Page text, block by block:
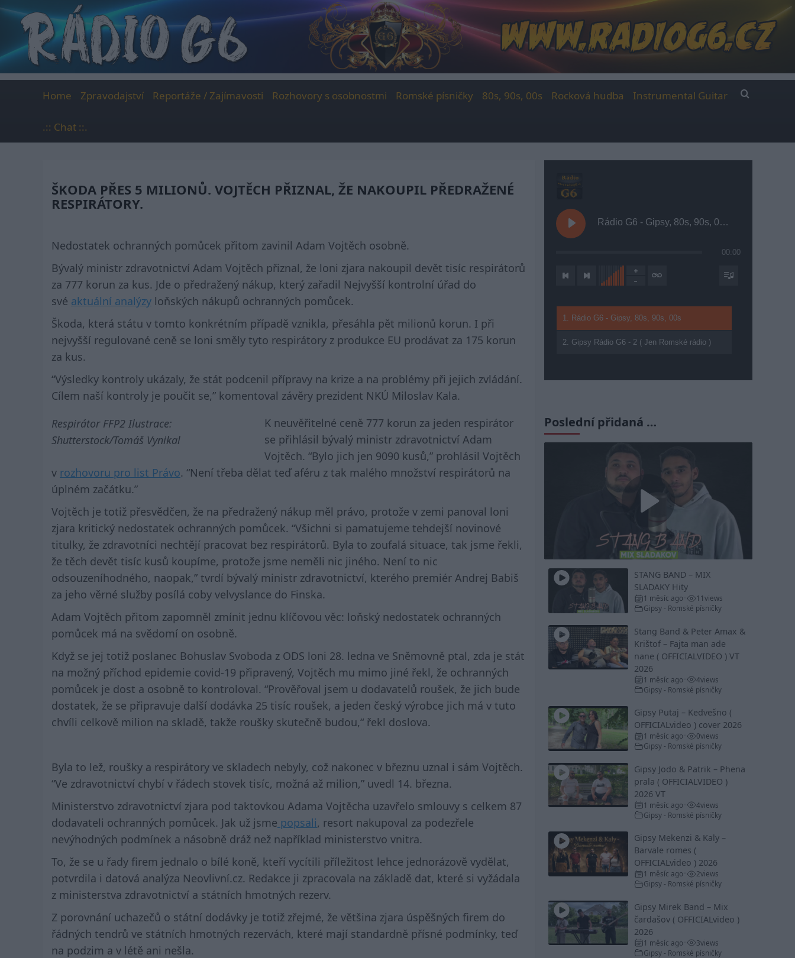
content
Home Zpravodajství Reportáže / Zajímavosti Rozhovory s osobnostmi Romské písničky 80s, 90s, 00s Rocková hudba Instrumental Guitar
.:: Chat ::.
ŠKODA PŘES 5 MILIONŮ. VOJTĚCH PŘIZNAL, ŽE NAKOUPIL PŘEDRAŽENÉ
RESPIRÁTORY.
Nedostatek ochranných pomůcek přitom zavinil Adam Vojtěch osobně.
Bývalý ministr zdravotnictví Adam Vojtěch přiznal, že loni zjara nakoupil devět tisíc respirátorů
za 777 korun za kus. Jde o předražený nákup, který zařadil Nejvyšší kontrolní úřad do
své aktuální analýzy loňských nákupů ochranných pomůcek.
Škoda, která státu v tomto konkrétním případě vznikla, přesáhla pět milionů korun. I při
nejvyšší regulované ceně se loni směly tyto respirátory z produkce EU prodávat za 175 korun
za kus.
“Výsledky kontroly ukázaly, že stát podcenil přípravy na krize a na problémy při jejich zvládání.
Cílem naší kontroly je poučit se,” komentoval závěry prezident NKÚ Miloslav Kala.
Respirátor FFP2 Ilustrace:
Shutterstock/Tomáš Vynikal
K neuvěřitelné ceně 777 korun za jeden respirátor
se přihlásil bývalý ministr zdravotnictví Adam
Vojtěch. “Bylo jich jen 9090 kusů,” prohlásil Vojtěch
v rozhovoru pro list Právo. “Není třeba dělat teď aféru z tak malého množství respirátorů na
úplném začátku.”
Vojtěch je totiž přesvědčen, že na předražený nákup měl právo, protože v zemi panoval loni
zjara kritický nedostatek ochranných pomůcek. “Všichni si pamatujeme tehdejší novinové
titulky, že zdravotníci nechtějí pracovat bez respirátorů. Byla to zoufalá situace, tak jsme řekli,
že těch devět tisíc kusů koupíme, protože jsme neměli nic jiného. Není to nic
odsouzeníhodného, naopak,” tvrdí bývalý ministr zdravotnictví, kterého premiér Andrej Babiš
za jeho věrné služby posílá coby velvyslance do Finska.
Adam Vojtěch přitom zapomněl zmínit jednu klíčovou věc: loňský nedostatek ochranných
pomůcek má na svědomí on osobně.
Když se jej totiž poslanec Bohuslav Svoboda z ODS loni 28. ledna ve Sněmovně ptal, zda je stát
na možný příchod epidemie covid-19 připravený, Vojtěch mu mimo jiné řekl, že ochranných
pomůcek je dost a osobně to kontroloval. “Prověřoval jsem u dodavatelů roušek, že jich bude
dostatek, že se připravuje další dodávka 25 tisíc roušek, a jeden český výrobce jich má v tuto
chvíli celkově milion na skladě, takže roušky skutečně budou,“ řekl doslova.
Byla to lež, roušky a respirátory ve skladech nebyly, což nakonec v březnu uznal i sám Vojtěch.
“Ve zdravotnictví chybí v řádech stovek tisíc, možná až milion,” uvedl 14. března.
Ministerstvo zdravotnictví zjara pod taktovkou Adama Vojtěcha uzavřelo smlouvy s celkem 87
dodavateli ochranných pomůcek. Jak už jsme popsali, resort nakupoval za podezřele
nevýhodných podmínek a násobně dráž než například ministerstvo vnitra.
To, že se u řady firem jednalo o bílé koně, kteří vycítili příležitost lehce jednorázově vydělat,
potvrdila i datová analýza Neovlivní.cz. Redakce ji zpracovala na základě dat, které si vyžádala
z ministerstva zdravotnictví a státních hmotných rezerv.
Z porovnání uchazečů o státní dodávky je totiž zřejmé, že většina zjara úspěšných firem do
řádných tendrů ve státních hmotných rezervách, které mají standardně přísné podmínky, teď
na podzim a v létě ani nešla.
Rádio G6 - Gipsy, 80s, 90s, 00s
00:00
1. Rádio G6 - Gipsy, 80s, 90s, 00s
2. Gipsy Rádio G6 - 2 ( Jen Romské rádio )
Poslední přidaná …
Play
Video
STANG BAND – MIX
SLADAKY Hity
1 měsíc ago 11views
Gipsy - Romské písničky
Stang Band & Peter Amax &
Krištof – Fajta man ade
nane ( OFFICIALVIDEO ) VT
2026
1 měsíc ago 4views
Gipsy - Romské písničky
Gipsy Putaj – Kedvešno (
OFFICIALvideo ) cover 2026
1 měsíc ago 0views
Gipsy - Romské písničky
Gipsy Jodo & Patrik – Phena
prala ( OFFICIALVIDEO )
2026 VT
1 měsíc ago 4views
Gipsy - Romské písničky
Gipsy Mekenzi & Kaly –
Barvale romes (
OFFICIALvideo ) 2026
1 měsíc ago 2views
Gipsy - Romské písničky
Gipsy Mirek Band – Mix
čardašov ( OFFICIALvideo )
2026
1 měsíc ago 3views
Gipsy - Romské písničky